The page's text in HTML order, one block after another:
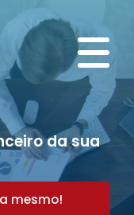
da sua
mesmo!